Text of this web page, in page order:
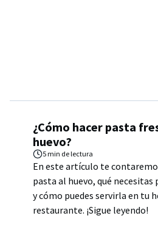
¿Cómo hacer pasta
huevo?
5 min de lectura
En este artículo te
pasta al huevo, qué necesitas
y cómo puedes servirla en tu
restaurante. ¡Sigue leyendo!